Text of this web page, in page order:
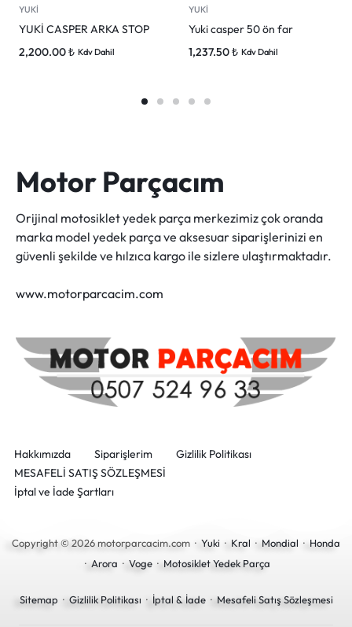
YUKİ
YUKİ CASPER ARKA STOP
2,200.00₺ Kdv Dahil
YUKİ
Yuki casper 50 ön far
1,237.50₺ Kdv Dahil
Motor Parçacım
Orijinal motosiklet yedek parça merkezimiz çok oranda
marka model yedek parça ve aksesuar siparişlerinizi en
güvenli şekilde ve hılzıca kargo ile sizlere ulaştırmaktadır.
www.motorparcacim.com
Hakkımızda Siparişlerim
Gizlilik Politikası
MESAFELİ SATIŞ SÖZLEŞMESİ
İptal ve İade Şartları
Copyright © 2026 motorparcacim.com · Yuki · Kral · Mondial · Honda
· Arora · Voge· Motosiklet Yedek Parça
Sitemap · Gizlilik Politikası · İptal & İade· Mesafeli Satış Sözleşmesi